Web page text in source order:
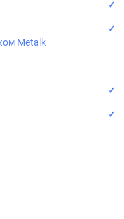
Metalk